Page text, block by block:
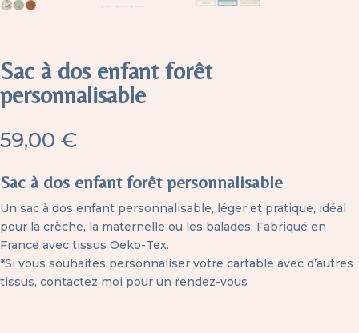
Sac à dos enfant forêt
personnalisable
59,00 €
Sac à dos enfant forêt personnalisable
Un sac à dos enfant personnalisable, léger et pratique, idéal
pour la crèche, la maternelle ou les balades. Fabriqué en
France avec tissus Oeko-Tex.
*Si vous souhaites personnaliser votre cartable avec d’autres
tissus, contactez moi pour un rendez-vous